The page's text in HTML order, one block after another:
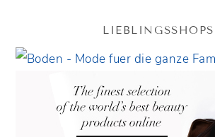
LIEBLINGSSHOPS